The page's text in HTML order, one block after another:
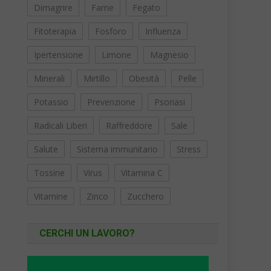
Dimagrire Fame Fegato
Fitoterapia Fosforo Influenza
Ipertensione Limone Magnesio
Minerali Mirtillo Obesità Pelle
Potassio Prevenzione Psoriasi
Radicali Liberi Raffreddore Sale
Salute Sistema immunitario Stress
Tossine Virus Vitamina C
Vitamine Zinco Zucchero
CERCHI UN LAVORO?